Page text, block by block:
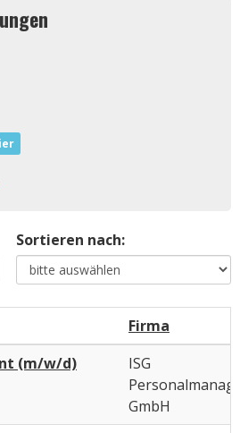
Sortieren nach:
Firma
(m/w/d)
ISG
GmbH